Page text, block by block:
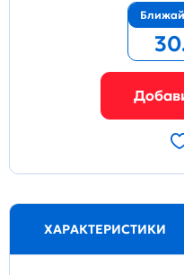
ХАРАКТЕРИСТИКИ